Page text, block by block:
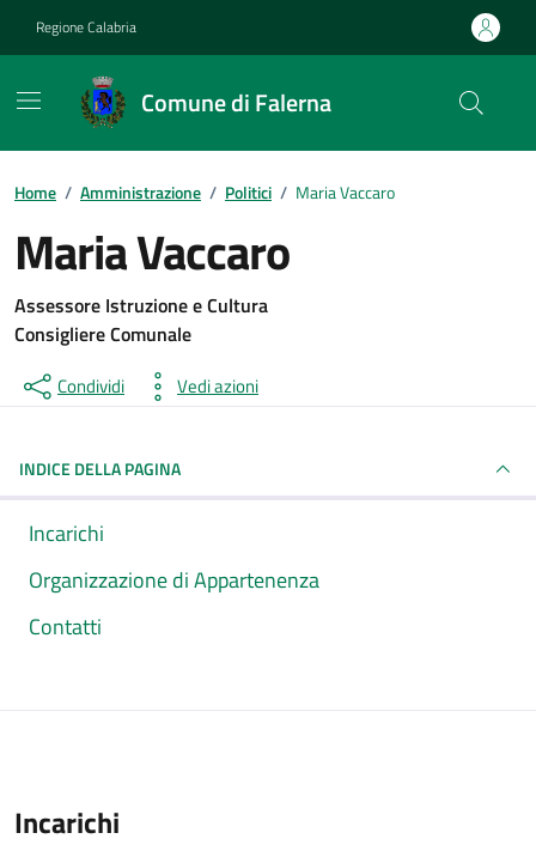
Regione Calabria
Comune di Falerna
Home / Amministrazione / Politici / Maria Vaccaro
Maria Vaccaro
Assessore Istruzione e Cultura
Consigliere Comunale
Condividi Vedi azioni
INDICE DELLA PAGINA
Incarichi
Organizzazione di Appartenenza
Contatti
Incarichi